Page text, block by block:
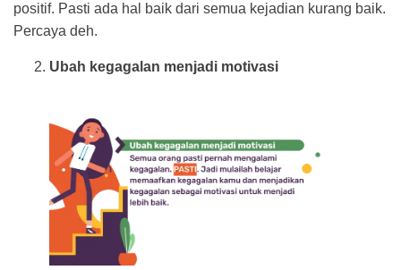
positif. Pasti ada hal baik dari semua kejadian kurang baik.
Percaya deh.
Ubah kegagalan menjadi motivasi